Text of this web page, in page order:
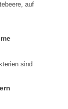
auf
sind